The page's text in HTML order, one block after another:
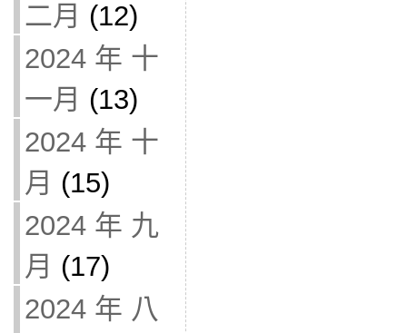
二月 (12)
2024 年 十
一月 (13)
2024 年 十
月 (15)
2024 年 九
月 (17)
2024 年 八